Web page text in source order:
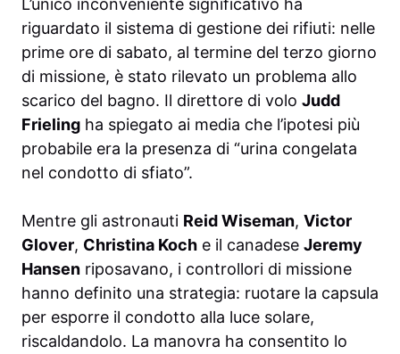
riguardato il sistema di gestione dei rifiuti: nelle
prime ore di sabato, al termine del terzo giorno
di missione, è stato rilevato un problema allo
scarico del bagno. Il direttore di volo Judd
Frieling ha spiegato ai media che l’ipotesi più
probabile era la presenza di “urina congelata
nel condotto di sfiato”.
Mentre gli astronauti Reid Wiseman, Victor
Glover, Christina Koch e il canadese Jeremy
Hansen riposavano, i controllori di missione
hanno definito una strategia: ruotare la capsula
per esporre il condotto alla luce solare,
riscaldandolo. La manovra ha consentito lo